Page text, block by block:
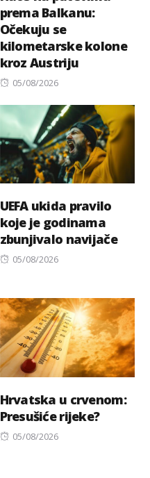
prema Balkanu:
Očekuju se
kilometarske kolone
kroz Austriju
Posted
05/08/2026
UEFA ukida pravilo
koje je godinama
zbunjivalo navijače
Posted
05/08/2026
Hrvatska u crvenom:
Presušiće rijeke?
Posted
05/08/2026